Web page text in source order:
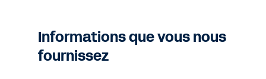
Informations que vous nous
fournissez